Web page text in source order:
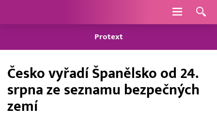
Navigace
Protext
Česko vyřadí Španělsko od 24.
srpna ze seznamu bezpečných
zemí